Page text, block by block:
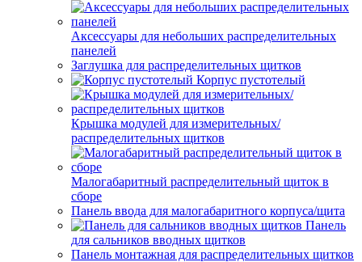
Аксессуары для небольших распределительных
панелей
Заглушка для распределительных щитков
Корпус пустотелый
Крышка модулей для измерительных/
распределительных щитков
Малогабаритный распределительный щиток в
сборе
Панель ввода для малогабаритного корпуса/щита
Панель
для сальников вводных щитков
Панель монтажная для распределительных щитков